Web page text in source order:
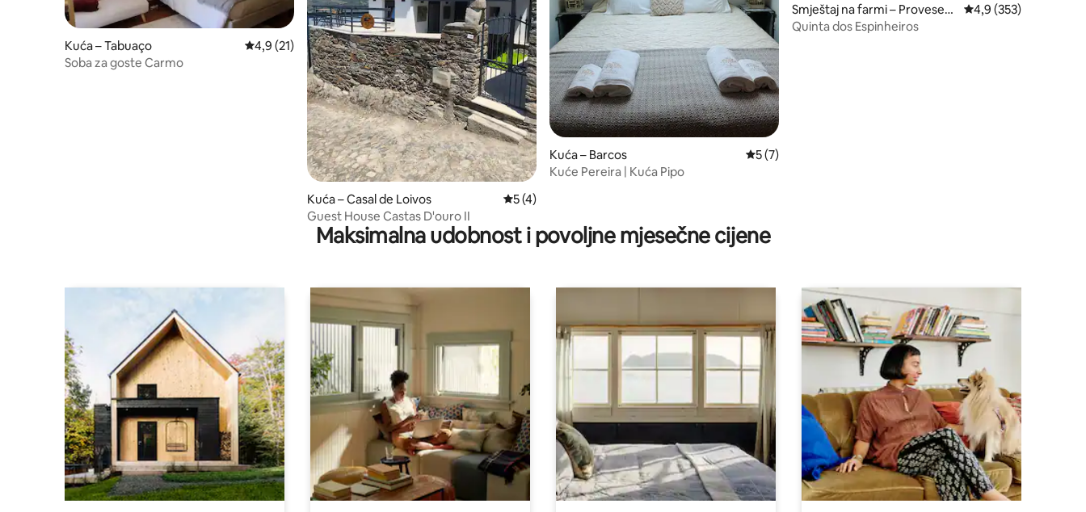
Kuća – Tabuaço Prosječna ocjena: 4,9/5, recenzija: 21
4,9 (21)
Soba za goste Carmo
Kuća – Casal de Loivos Prosječna ocjena: 5/5, recenzija: 4
5 (4)
Guest House Castas D'ouro II
Kuća – Barcos Prosječna ocjena: 5/5, recenzija: 7
5 (7)
Kuće Pereira | Kuća Pipo
Smještaj na farmi – Provesen
de
Prosječna ocjena:
4,9 (353)
Quinta dos Espinheiros
Maksimalna udobnost i povoljne mjesečne cijene